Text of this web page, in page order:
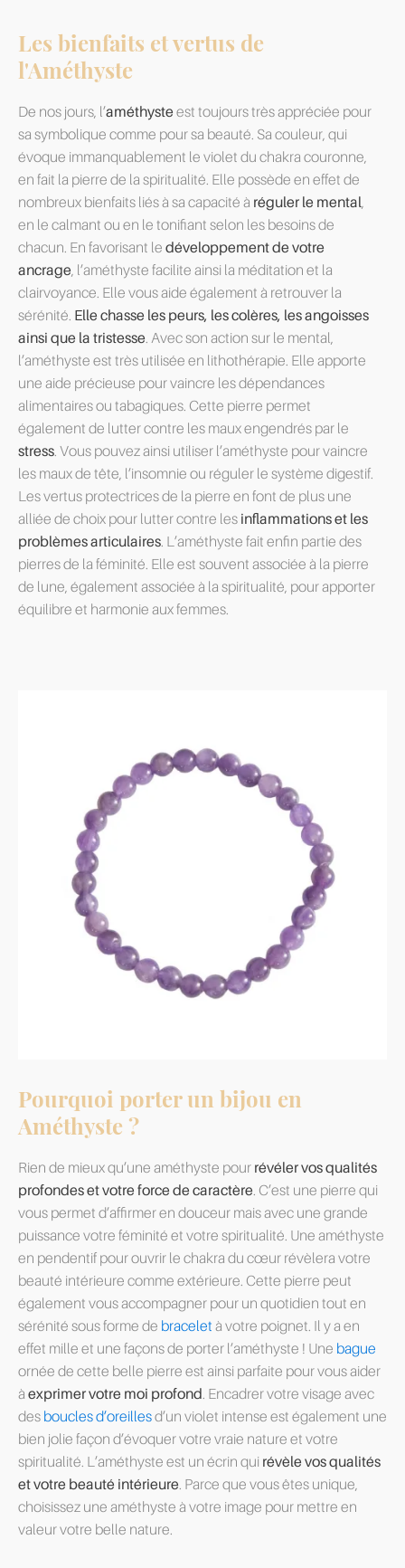
Les bienfaits et vertus de
l'Améthyste
De nos jours, l’améthyste est toujours très appréciée pour
sa symbolique comme pour sa beauté. Sa couleur, qui
évoque immanquablement le violet du chakra couronne,
en fait la pierre de la spiritualité. Elle possède en effet de
nombreux bienfaits liés à sa capacité à réguler le mental,
en le calmant ou en le tonifiant selon les besoins de
chacun. En favorisant le développement de votre
ancrage, l’améthyste facilite ainsi la méditation et la
clairvoyance. Elle vous aide également à retrouver la
sérénité. Elle chasse les peurs, les colères, les angoisses
ainsi que la tristesse. Avec son action sur le mental,
l’améthyste est très utilisée en lithothérapie. Elle apporte
une aide précieuse pour vaincre les dépendances
alimentaires ou tabagiques. Cette pierre permet
également de lutter contre les maux engendrés par le
stress. Vous pouvez ainsi utiliser l’améthyste pour vaincre
les maux de tête, l’insomnie ou réguler le système digestif.
Les vertus protectrices de la pierre en font de plus une
alliée de choix pour lutter contre les inflammations et les
problèmes articulaires. L’améthyste fait enfin partie des
pierres de la féminité. Elle est souvent associée à la pierre
de lune, également associée à la spiritualité, pour apporter
équilibre et harmonie aux femmes.
Pourquoi porter un bijou en
Améthyste ?
Rien de mieux qu’une améthyste pour révéler vos qualités
profondes et votre force de caractère. C’est une pierre qui
vous permet d’affirmer en douceur mais avec une grande
puissance votre féminité et votre spiritualité. Une améthyste
en pendentif pour ouvrir le chakra du cœur révèlera votre
beauté intérieure comme extérieure. Cette pierre peut
également vous accompagner pour un quotidien tout en
sérénité sous forme de bracelet à votre poignet. Il y a en
effet mille et une façons de porter l’améthyste ! Une bague
ornée de cette belle pierre est ainsi parfaite pour vous aider
à exprimer votre moi profond. Encadrer votre visage avec
des boucles d’oreillesd’un violet intense est également une
bien jolie façon d’évoquer votre vraie nature et votre
spiritualité. L’améthyste est un écrin qui révèle vos qualités
et votre beauté intérieure. Parce que vous êtes unique,
choisissez une améthyste à votre image pour mettre en
valeur votre belle nature.